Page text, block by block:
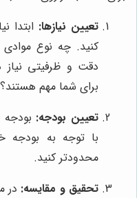
تعیین نیازها: ابتدا
کنید. چه نوع
دقت و ظرفیتی نیاز
برای شما مهم هستند؟
تعیین بودجه: بودجه
با توجه به بودجه
محدودتر کنید.
تحقیق و مقایسه: در